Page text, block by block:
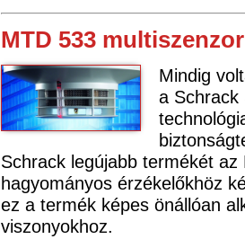
MTD 533
Mindig
a Schrack
Schrack legújabb termékét
hagyományos érzékelőkhöz
ez a termék képes önállóan
viszonyokhoz.